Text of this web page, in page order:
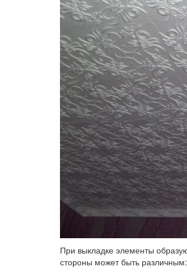
При выкладке элементы
стороны может быть